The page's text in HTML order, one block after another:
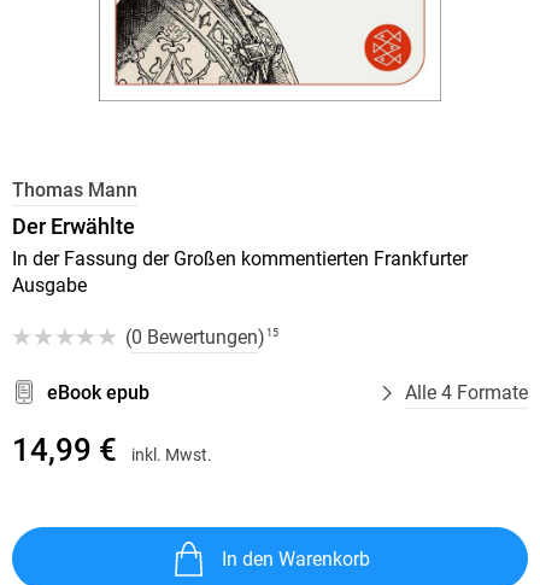
Thomas Mann
Der Erwählte
In der Fassung der Großen kommentierten Frankfurter
Ausgabe
(0 Bewertungen) 15
eBook epub Alle 4 Formate
14,99 € inkl. Mwst.
In den Warenkorb